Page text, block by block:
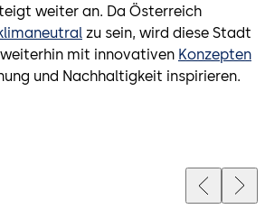
weiter an. Da Österreich
zu sein, wird diese Stadt
mit innovativen Konzepten
und Nachhaltigkeit inspirieren.